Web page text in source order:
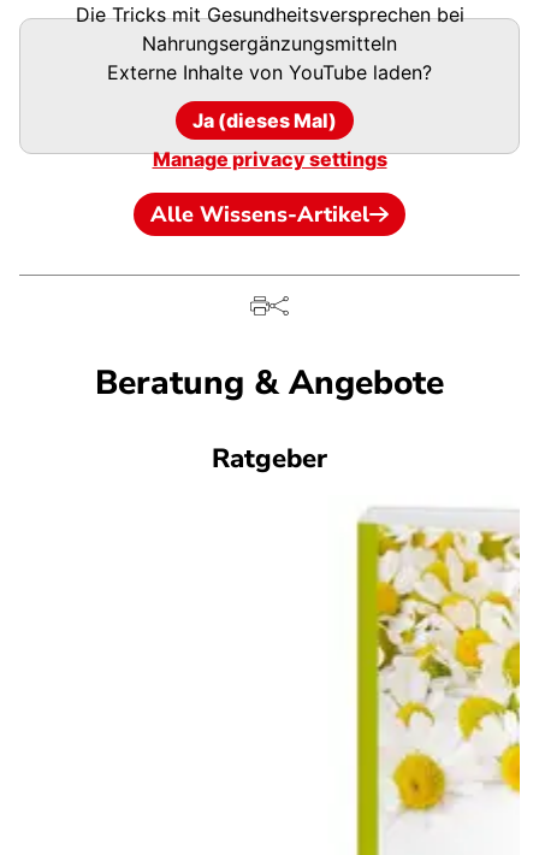
Die Tricks mit Gesundheitsversprechen bei
Nahrungsergänzungsmitteln
Externe Inhalte von YouTube laden?
Ja (dieses Mal)
Manage privacy settings
Alle Wissens-Artikel
Beratung & Angebote
Ratgeber